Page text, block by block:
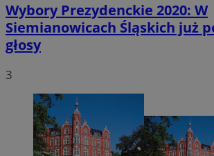
Wybory Prezydenckie 2020: W
Siemianowicach Śląskich już
głosy
3